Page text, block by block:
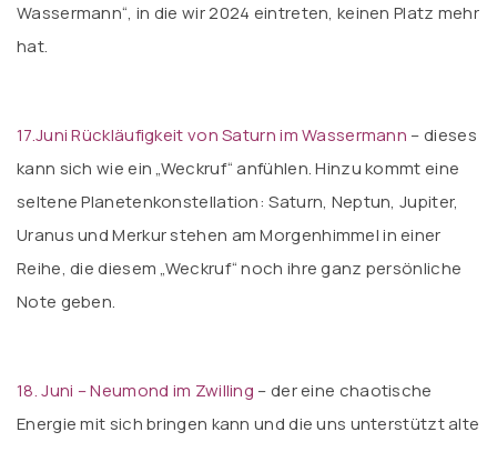
Wassermann“, in die wir 2024 eintreten, keinen Platz mehr
hat.
17.Juni Rückläufigkeit von Saturn im Wassermann – dieses
kann sich wie ein „Weckruf“ anfühlen. Hinzu kommt eine
seltene Planetenkonstellation: Saturn, Neptun, Jupiter,
Uranus und Merkur stehen am Morgenhimmel in einer
Reihe, die diesem „Weckruf“ noch ihre ganz persönliche
Note geben.
18. Juni – Neumond im Zwilling – der eine chaotische
Energie mit sich bringen kann und die uns unterstützt alte